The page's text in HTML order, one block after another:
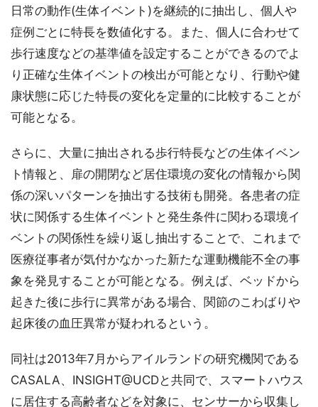
日常の動作(生体イベント)を継続的に抽出し、個人や
症例ごとに特長を数値化する。また、個人に合わせて
歩行速度などの基準値を設定することができるのでよ
り正確な生体イベントの検出が可能となり、行動や健
康状態に応じた特長の変化を定量的に比較することが
可能となる。
さらに、大量に抽出される歩行特長などの生体イベン
ト情報と、扉の開閉など居住環境の変化の情報から関
係の深いパターンを抽出する技術も開発。各患者の症
状に関係する生体イベントと発生条件に関わる環境イ
ベントの関係性を繰り返し抽出することで、これまで
医療従事者が気付かなかった新たな運動機能不全の事
象を発見することが可能となる。例えば、ベッドから
起きた後に歩行に異常がある場合、関節のこわばりや
起床後の血圧異常が疑われるという。
同社は2013年7月からアイルランドの研究機関である
CASALA、INSIGHT@UCDと共同で、スマートハウス
に居住する高齢者などを対象に、センサーから収集し